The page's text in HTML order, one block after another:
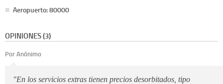
Aeropuerto: 80000
OPINIONES (3)
Por Anónimo
"En los servicios extras tienen precios desorbitados, tipo